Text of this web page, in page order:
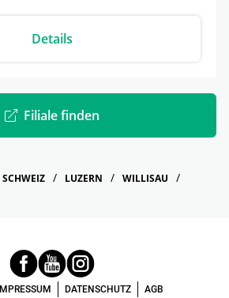
Details
Filiale finden
SCHWEIZ LUZERN
WILLISAU
IMPRESSUM DATENSCHUTZ AGB